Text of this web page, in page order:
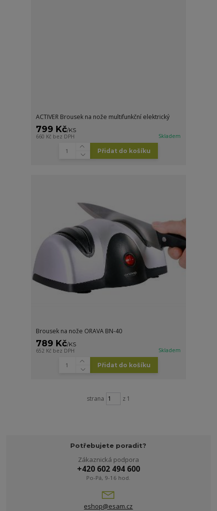
ACTIVER Brousek na nože multifunkční elektrický
799 Kč/KS
660 Kč bez DPH Skladem
Přidat do košíku
Brousek na nože ORAVA BN-40
789 Kč/KS
652 Kč bez DPH Skladem
Přidat do košíku
strana z 1
Potřebujete poradit?
Zákaznická podpora
+420 602 494 600
Po-Pá, 9-16 hod.
eshop@esam.cz